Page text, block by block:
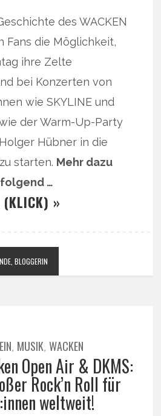
des WACKEN
Fans die Möglichkeit,
ihre Zelte
bei Konzerten von
wie SKYLINE und
der Warm-Up-Party
Hübner in die
starten. Mehr dazu
…
»
BLOGGERIN
, MUSIK, WACKEN
Open Air & DKMS:
Rock’n Roll für
weltweit!